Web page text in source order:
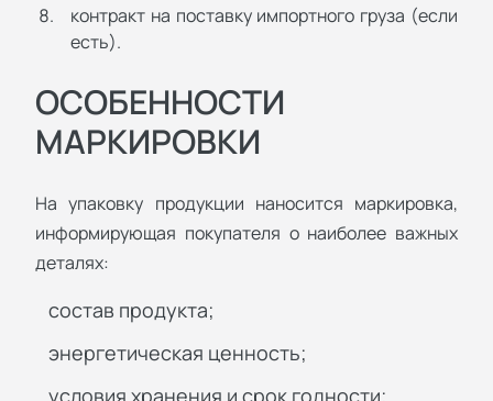
контракт на поставку импортного груза (если
есть).
ОСОБЕННОСТИ
МАРКИРОВКИ
На упаковку продукции наносится маркировка,
информирующая покупателя о наиболее важных
деталях:
состав продукта;
энергетическая ценность;